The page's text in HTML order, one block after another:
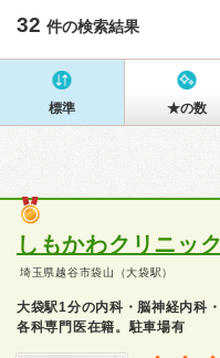
32 件の検索結果
標準 ★の数
しもかわクリニック
埼玉県越谷市袋山（大袋駅）
大袋駅1分の内科・脳神経内科
各科専門医在籍。駐車場有